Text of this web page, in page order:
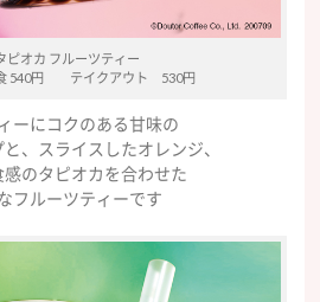
ピオカ フルーツティー
540円 テイクアウト 530円
ーにコクのある甘味の
、スライスしたオレンジ、
感のタピオカを合わせた
フルーツティーです